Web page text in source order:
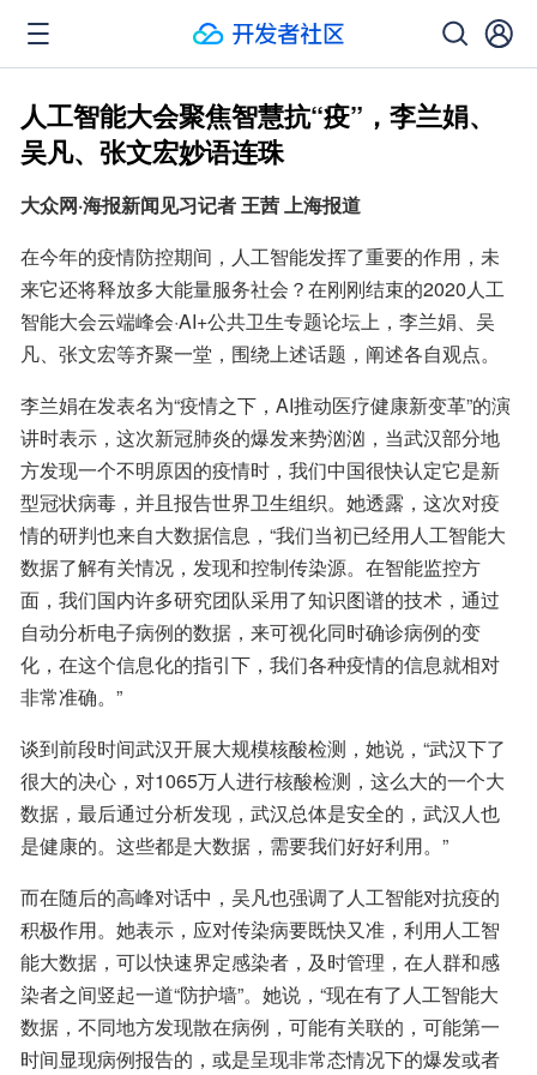
人工智能大会聚焦智慧抗“疫”，李兰娟、
吴凡、张文宏妙语连珠
大众网·海报新闻见习记者 王茜 上海报道
在今年的疫情防控期间，人工智能发挥了重要的作用，未
来它还将释放多大能量服务社会？在刚刚结束的2020人工
智能大会云端峰会·AI+公共卫生专题论坛上，李兰娟、吴
凡、张文宏等齐聚一堂，围绕上述话题，阐述各自观点。
李兰娟在发表名为“疫情之下，AI推动医疗健康新变革”的演
讲时表示，这次新冠肺炎的爆发来势汹汹，当武汉部分地
方发现一个不明原因的疫情时，我们中国很快认定它是新
型冠状病毒，并且报告世界卫生组织。她透露，这次对疫
情的研判也来自大数据信息，“我们当初已经用人工智能大
数据了解有关情况，发现和控制传染源。在智能监控方
面，我们国内许多研究团队采用了知识图谱的技术，通过
自动分析电子病例的数据，来可视化同时确诊病例的变
化，在这个信息化的指引下，我们各种疫情的信息就相对
非常准确。”
谈到前段时间武汉开展大规模核酸检测，她说，“武汉下了
很大的决心，对1065万人进行核酸检测，这么大的一个大
数据，最后通过分析发现，武汉总体是安全的，武汉人也
是健康的。这些都是大数据，需要我们好好利用。”
而在随后的高峰对话中，吴凡也强调了人工智能对抗疫的
积极作用。她表示，应对传染病要既快又准，利用人工智
能大数据，可以快速界定感染者，及时管理，在人群和感
染者之间竖起一道“防护墙”。她说，“现在有了人工智能大
数据，不同地方发现散在病例，可能有关联的，可能第一
时间显现病例报告的，或是呈现非常态情况下的爆发或者